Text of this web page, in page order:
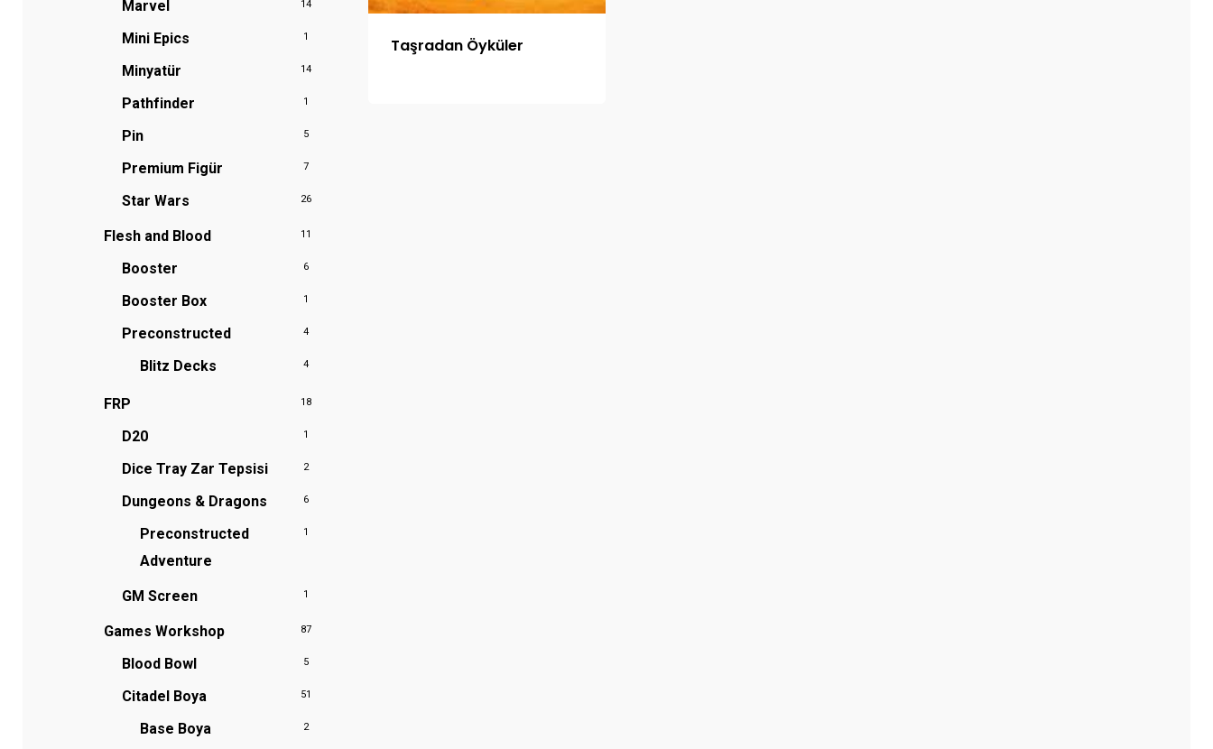
Marvel 14
Mini Epics 1
Minyatür 14
Pathfinder 1
Pin 5
Premium Figür 7
Star Wars 26
Flesh and Blood 11
Booster 6
Booster Box 1
Preconstructed 4
Blitz Decks 4
FRP 18
D20 1
Dice Tray Zar Tepsisi 2
Dungeons & Dragons 6
Preconstructed
Adventure
1
GM Screen 1
Games Workshop 87
Blood Bowl 5
Citadel Boya 51
Base Boya 2
Taşradan Öyküler